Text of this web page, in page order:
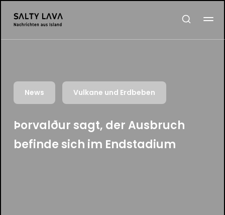
News Vulkane und Erdbeben
Þorvalður sagt, der Ausbruch
befinde sich im Endstadium